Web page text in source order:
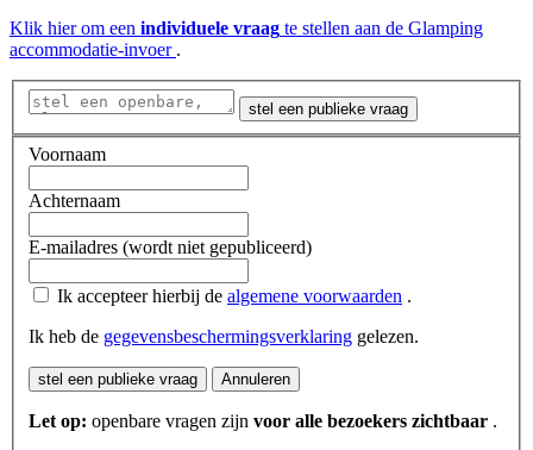
Klik hier om een ​​individuele vraag te stellen aan de Glamping
accommodatie-invoer .
stel een publieke vraag
Voornaam
Achternaam
E-mailadres (wordt niet gepubliceerd)
Ik accepteer hierbij de algemene voorwaarden .
Ik heb de gegevensbeschermingsverklaring gelezen.
stel een publieke vraag Annuleren
Let op: openbare vragen zijn voor alle bezoekers zichtbaar .